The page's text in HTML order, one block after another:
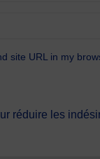
site URL in my
réduire les